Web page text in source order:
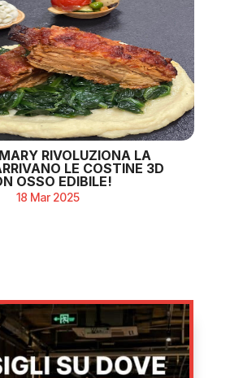
RIVOLUZIONA LA
LE COSTINE 3D
OSSO EDIBILE!
18 Mar 2025